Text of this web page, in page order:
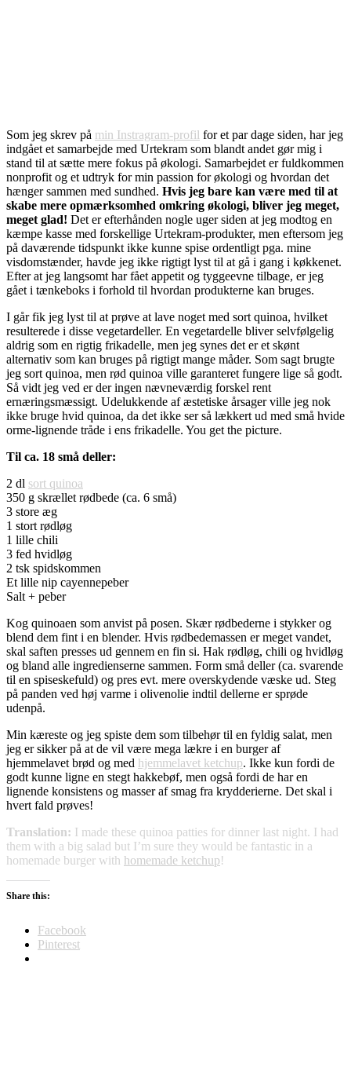
Som jeg skrev på min Instragram-profil for et par dage siden, har jeg
indgået et samarbejde med Urtekram som blandt andet gør mig i
stand til at sætte mere fokus på økologi. Samarbejdet er fuldkommen
nonprofit og et udtryk for min passion for økologi og hvordan det
hænger sammen med sundhed. Hvis jeg bare kan være med til at
skabe mere opmærksomhed omkring økologi, bliver jeg meget,
meget glad! Det er efterhånden nogle uger siden at jeg modtog en
kæmpe kasse med forskellige Urtekram-produkter, men eftersom jeg
på daværende tidspunkt ikke kunne spise ordentligt pga. mine
visdomstænder, havde jeg ikke rigtigt lyst til at gå i gang i køkkenet.
Efter at jeg langsomt har fået appetit og tyggeevne tilbage, er jeg
gået i tænkeboks i forhold til hvordan produkterne kan bruges.
I går fik jeg lyst til at prøve at lave noget med sort quinoa, hvilket
resulterede i disse vegetardeller. En vegetardelle bliver selvfølgelig
aldrig som en rigtig frikadelle, men jeg synes det er et skønt
alternativ som kan bruges på rigtigt mange måder. Som sagt brugte
jeg sort quinoa, men rød quinoa ville garanteret fungere lige så godt.
Så vidt jeg ved er der ingen nævneværdig forskel rent
ernæringsmæssigt. Udelukkende af æstetiske årsager ville jeg nok
ikke bruge hvid quinoa, da det ikke ser så lækkert ud med små hvide
orme-lignende tråde i ens frikadelle. You get the picture.
Til ca. 18 små deller:
2 dl sort quinoa
350 g skrællet rødbede (ca. 6 små)
3 store æg
1 stort rødløg
1 lille chili
3 fed hvidløg
2 tsk spidskommen
Et lille nip cayennepeber
Salt + peber
Kog quinoaen som anvist på posen. Skær rødbederne i stykker og
blend dem fint i en blender. Hvis rødbedemassen er meget vandet,
skal saften presses ud gennem en fin si. Hak rødløg, chili og hvidløg
og bland alle ingredienserne sammen. Form små deller (ca. svarende
til en spiseskefuld) og pres evt. mere overskydende væske ud. Steg
på panden ved høj varme i olivenolie indtil dellerne er sprøde
udenpå.
Min kæreste og jeg spiste dem som tilbehør til en fyldig salat, men
jeg er sikker på at de vil være mega lækre i en burger af
hjemmelavet brød og med hjemmelavet ketchup. Ikke kun fordi de
godt kunne ligne en stegt hakkebøf, men også fordi de har en
lignende konsistens og masser af smag fra krydderierne. Det skal i
hvert fald prøves!
Translation: I made these quinoa patties for dinner last night. I had
them with a big salad but I’m sure they would be fantastic in a
homemade burger with homemade ketchup!
Share this:
Facebook
Pinterest